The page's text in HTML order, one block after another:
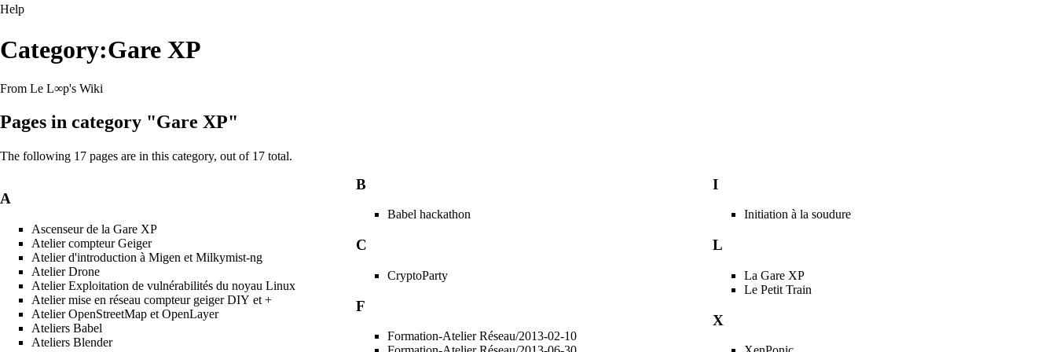
Help
Category:Gare XP
From Le L∞p's Wiki
Pages in category "Gare XP"
The following 17 pages are in this category, out of 17 total.
A
Ascenseur de la Gare XP
Atelier compteur Geiger
Atelier d'introduction à Migen et Milkymist-ng
Atelier Drone
Atelier Exploitation de vulnérabilités du noyau Linux
Atelier mise en réseau compteur geiger DIY et +
Atelier OpenStreetMap et OpenLayer
Ateliers Babel
Ateliers Blender
B
Babel hackathon
C
CryptoParty
F
Formation-Atelier Réseau/2013-02-10
I
Initiation à la soudure
L
La Gare XP
Le Petit Train
X